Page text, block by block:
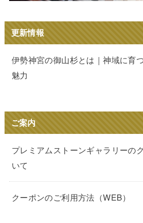
更新情報
伊勢神宮の御山杉とは｜神域に育
魅力
ご案内
プレミアムストーンギャラリーの
いて
クーポンのご利用方法（WEB）